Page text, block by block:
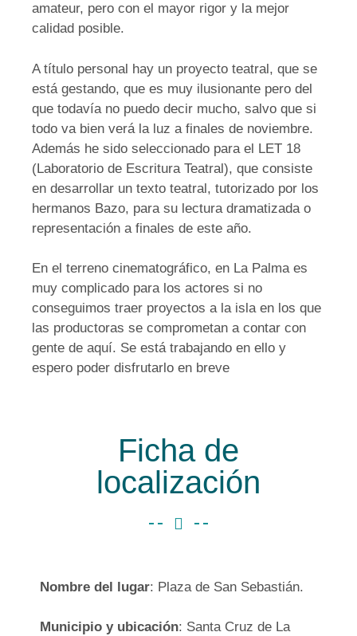
amateur, pero con el mayor rigor y la mejor
calidad posible.
A título personal hay un proyecto teatral, que se
está gestando, que es muy ilusionante pero del
que todavía no puedo decir mucho, salvo que si
todo va bien verá la luz a finales de noviembre.
Además he sido seleccionado para el LET 18
(Laboratorio de Escritura Teatral), que consiste
en desarrollar un texto teatral, tutorizado por los
hermanos Bazo, para su lectura dramatizada o
representación a finales de este año.
En el terreno cinematográfico, en La Palma es
muy complicado para los actores si no
conseguimos traer proyectos a la isla en los que
las productoras se comprometan a contar con
gente de aquí. Se está trabajando en ello y
espero poder disfrutarlo en breve
Ficha de
localización
Nombre del lugar: Plaza de San Sebastián.
Municipio y ubicación: Santa Cruz de La